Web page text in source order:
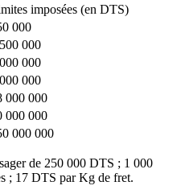
imposées (en DTS)
000
000
000
000
000 000
000 000
000 000
de 250 000 DTS ; 1 000
; 17 DTS par Kg de fret.